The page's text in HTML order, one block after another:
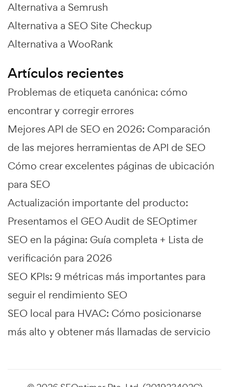
Alternativa a Semrush
Alternativa a SEO Site Checkup
Alternativa a WooRank
Artículos recientes
Problemas de etiqueta canónica: cómo
encontrar y corregir errores
Mejores API de SEO en 2026: Comparación
de las mejores herramientas de API de SEO
Cómo crear excelentes páginas de ubicación
para SEO
Actualización importante del producto:
Presentamos el GEO Audit de SEOptimer
SEO en la página: Guía completa + Lista de
verificación para 2026
SEO KPIs: 9 métricas más importantes para
seguir el rendimiento SEO
SEO local para HVAC: Cómo posicionarse
más alto y obtener más llamadas de servicio